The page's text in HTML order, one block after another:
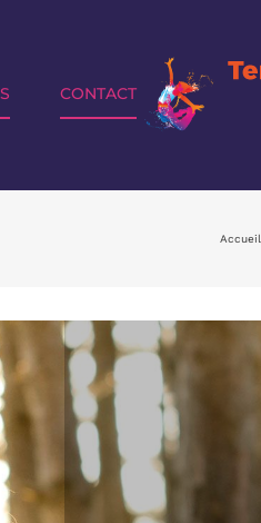
CONTACT
Accueil